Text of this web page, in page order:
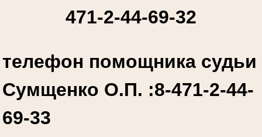
471-2-44-69-32
телефон помощника судьи
Сумщенко О.П. :8-471-2-44-
69-33